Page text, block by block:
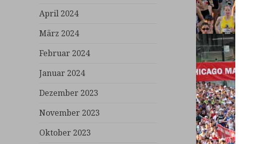
April 2024
März 2024
Februar 2024
Januar 2024
Dezember 2023
November 2023
Oktober 2023